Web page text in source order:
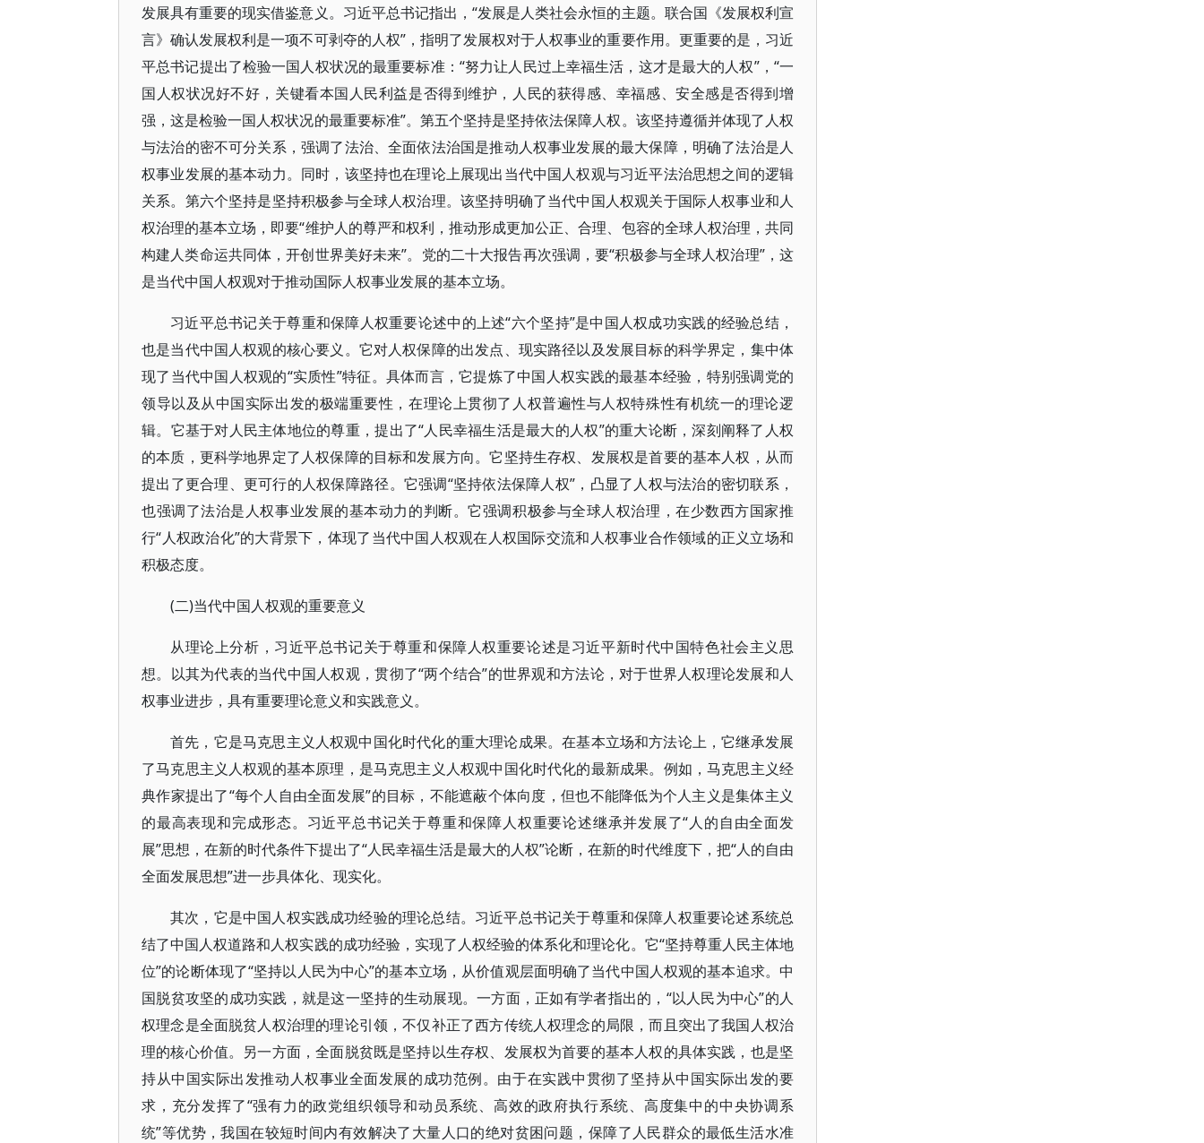
发展具有重要的现实借鉴意义。习近平总书记指出，“发展是人类社会永恒的主题。联合国《发展权利宣
言》确认发展权利是一项不可剥夺的人权”，指明了发展权对于人权事业的重要作用。更重要的是，习近
平总书记提出了检验一国人权状况的最重要标准：“努力让人民过上幸福生活，这才是最大的人权”，“一
国人权状况好不好，关键看本国人民利益是否得到维护，人民的获得感、幸福感、安全感是否得到增
强，这是检验一国人权状况的最重要标准”。第五个坚持是坚持依法保障人权。该坚持遵循并体现了人权
与法治的密不可分关系，强调了法治、全面依法治国是推动人权事业发展的最大保障，明确了法治是人
权事业发展的基本动力。同时，该坚持也在理论上展现出当代中国人权观与习近平法治思想之间的逻辑
关系。第六个坚持是坚持积极参与全球人权治理。该坚持明确了当代中国人权观关于国际人权事业和人
权治理的基本立场，即要“维护人的尊严和权利，推动形成更加公正、合理、包容的全球人权治理，共同
构建人类命运共同体，开创世界美好未来”。党的二十大报告再次强调，要“积极参与全球人权治理”，这
是当代中国人权观对于推动国际人权事业发展的基本立场。
习近平总书记关于尊重和保障人权重要论述中的上述“六个坚持”是中国人权成功实践的经验总结，
也是当代中国人权观的核心要义。它对人权保障的出发点、现实路径以及发展目标的科学界定，集中体
现了当代中国人权观的“实质性”特征。具体而言，它提炼了中国人权实践的最基本经验，特别强调党的
领导以及从中国实际出发的极端重要性，在理论上贯彻了人权普遍性与人权特殊性有机统一的理论逻
辑。它基于对人民主体地位的尊重，提出了“人民幸福生活是最大的人权”的重大论断，深刻阐释了人权
的本质，更科学地界定了人权保障的目标和发展方向。它坚持生存权、发展权是首要的基本人权，从而
提出了更合理、更可行的人权保障路径。它强调“坚持依法保障人权”，凸显了人权与法治的密切联系，
也强调了法治是人权事业发展的基本动力的判断。它强调积极参与全球人权治理，在少数西方国家推
行“人权政治化”的大背景下，体现了当代中国人权观在人权国际交流和人权事业合作领域的正义立场和
积极态度。
(二)当代中国人权观的重要意义
从理论上分析，习近平总书记关于尊重和保障人权重要论述是习近平新时代中国特色社会主义思
想。以其为代表的当代中国人权观，贯彻了“两个结合”的世界观和方法论，对于世界人权理论发展和人
权事业进步，具有重要理论意义和实践意义。
首先，它是马克思主义人权观中国化时代化的重大理论成果。在基本立场和方法论上，它继承发展
了马克思主义人权观的基本原理，是马克思主义人权观中国化时代化的最新成果。例如，马克思主义经
典作家提出了“每个人自由全面发展”的目标，不能遮蔽个体向度，但也不能降低为个人主义是集体主义
的最高表现和完成形态。习近平总书记关于尊重和保障人权重要论述继承并发展了“人的自由全面发
展”思想，在新的时代条件下提出了“人民幸福生活是最大的人权”论断，在新的时代维度下，把“人的自由
全面发展思想”进一步具体化、现实化。
其次，它是中国人权实践成功经验的理论总结。习近平总书记关于尊重和保障人权重要论述系统总
结了中国人权道路和人权实践的成功经验，实现了人权经验的体系化和理论化。它“坚持尊重人民主体地
位”的论断体现了“坚持以人民为中心”的基本立场，从价值观层面明确了当代中国人权观的基本追求。中
国脱贫攻坚的成功实践，就是这一坚持的生动展现。一方面，正如有学者指出的，“以人民为中心”的人
权理念是全面脱贫人权治理的理论引领，不仅补正了西方传统人权理念的局限，而且突出了我国人权治
理的核心价值。另一方面，全面脱贫既是坚持以生存权、发展权为首要的基本人权的具体实践，也是坚
持从中国实际出发推动人权事业全面发展的成功范例。由于在实践中贯彻了坚持从中国实际出发的要
求，充分发挥了“强有力的政党组织领导和动员系统、高效的政府执行系统、高度集中的中央协调系
统”等优势，我国在较短时间内有效解决了大量人口的绝对贫困问题，保障了人民群众的最低生活水准